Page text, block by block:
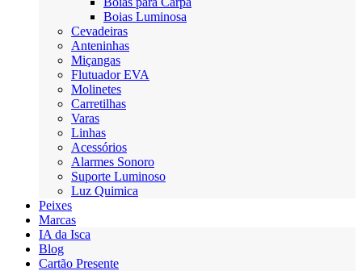
Boias Luminosa
Cevadeiras
Anteninhas
Miçangas
Flutuador EVA
Molinetes
Carretilhas
Varas
Linhas
Acessórios
Alarmes Sonoro
Suporte Luminoso
Luz Quimica
Peixes
Marcas
IA da Isca
Blog
Cartão Presente